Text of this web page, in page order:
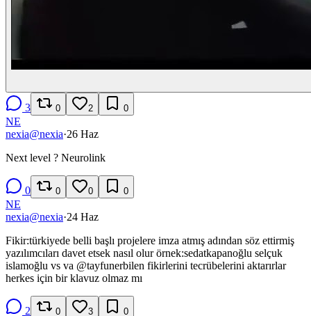
3 0 2 0
NE
nexia@nexia·26 Haz
Next level ? Neurolink
0 0 0 0
NE
nexia@nexia·24 Haz
Fikir:türkiyede belli başlı projelere imza atmış adından söz ettirmiş
yazılımcıları davet etsek nasıl olur örnek:sedatkapanoğlu selçuk
islamoğlu vs va @tayfunerbilen fikirlerini tecrübelerini aktarırlar
herkes için bir klavuz olmaz mı
2 0 3 0